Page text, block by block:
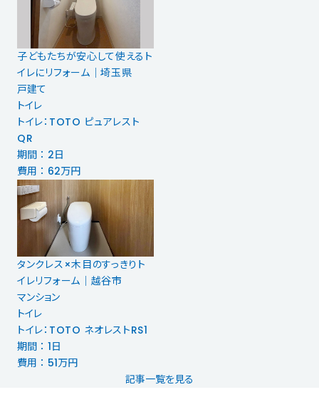
子どもたちが安心して使えるト
イレにリフォーム｜埼玉県
戸建て
トイレ
トイレ：TOTO ピュアレスト
QR
期間 ： 2日
費用 ： 62万円
タンクレス×木目のすっきりト
イレリフォーム｜越谷市
マンション
トイレ
トイレ：TOTO ネオレストRS1
期間 ： 1日
費用 ： 51万円
記事一覧を見る